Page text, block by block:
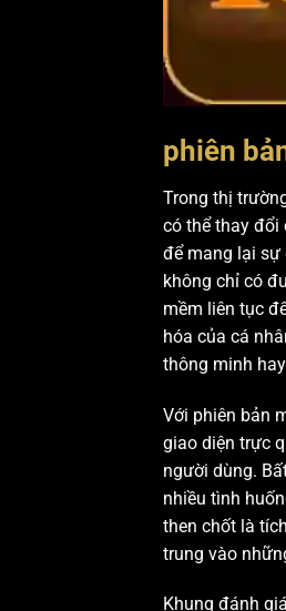
phiên
Trong thị
có thể thay đổi
để mang lại sự
không chỉ có
mềm liên tục
hóa của cá
thông minh
Với phiên bản
giao diện trực
người dùng.
nhiều tình
then chốt là
trung vào
Khung đánh